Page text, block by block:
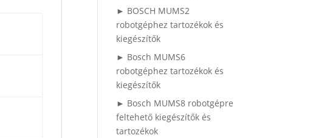
► BOSCH MUMS2
robotgéphez tartozékok és
kiegészítők
► Bosch MUMS6
robotgéphez tartozékok és
kiegészítők
► Bosch MUMS8 robotgépre
feltehető kiegészítők és
tartozékok